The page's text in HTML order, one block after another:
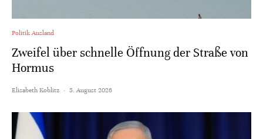
Politik Ausland
Zweifel über schnelle Öffnung der Straße von
Hormus
Elisabeth Koblitz · 5. August 2026